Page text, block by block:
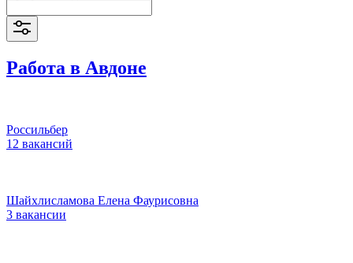
Работа в Авдоне
Россильбер
12 вакансий
Шайхлисламова Елена Фаурисовна
3 вакансии